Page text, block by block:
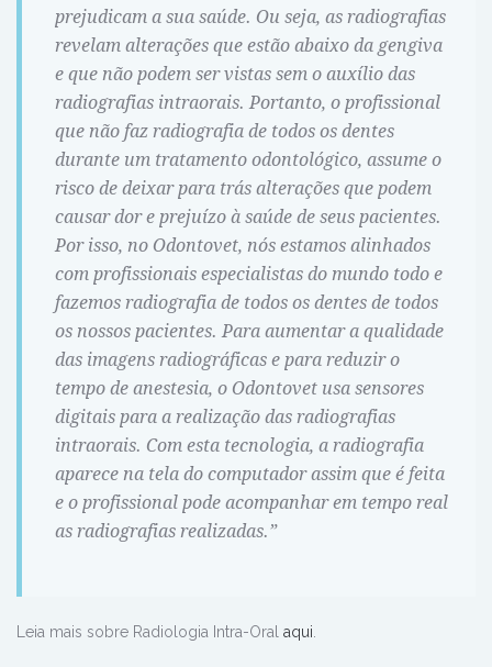
prejudicam a sua saúde. Ou seja, as radiografias
revelam alterações que estão abaixo da gengiva
e que não podem ser vistas sem o auxílio das
radiografias intraorais. Portanto, o profissional
que não faz radiografia de todos os dentes
durante um tratamento odontológico, assume o
risco de deixar para trás alterações que podem
causar dor e prejuízo à saúde de seus pacientes.
Por isso, no Odontovet, nós estamos alinhados
com profissionais especialistas do mundo todo e
fazemos radiografia de todos os dentes de todos
os nossos pacientes. Para aumentar a qualidade
das imagens radiográficas e para reduzir o
tempo de anestesia, o Odontovet usa sensores
digitais para a realização das radiografias
intraorais. Com esta tecnologia, a radiografia
aparece na tela do computador assim que é feita
e o profissional pode acompanhar em tempo real
as radiografias realizadas.”
Leia mais sobre Radiologia Intra-Oral aqui